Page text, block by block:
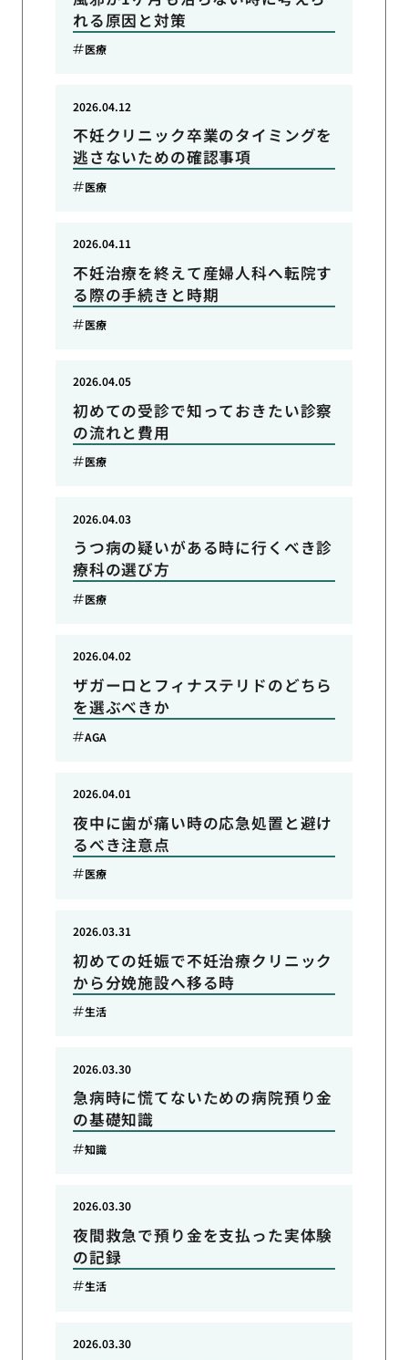
れる原因と対策
医療
不妊クリニック卒業のタイミングを
逃さないための確認事項
2026.04.12
医療
不妊治療を終えて産婦人科へ転院す
る際の手続きと時期
2026.04.11
医療
初めての受診で知っておきたい診察
の流れと費用
2026.04.05
医療
うつ病の疑いがある時に行くべき診
療科の選び方
2026.04.03
医療
ザガーロとフィナステリドのどちら
を選ぶべきか
2026.04.02
AGA
夜中に歯が痛い時の応急処置と避け
るべき注意点
2026.04.01
医療
初めての妊娠で不妊治療クリニック
から分娩施設へ移る時
2026.03.31
生活
急病時に慌てないための病院預り金
の基礎知識
2026.03.30
知識
夜間救急で預り金を支払った実体験
の記録
2026.03.30
生活
2026.03.30